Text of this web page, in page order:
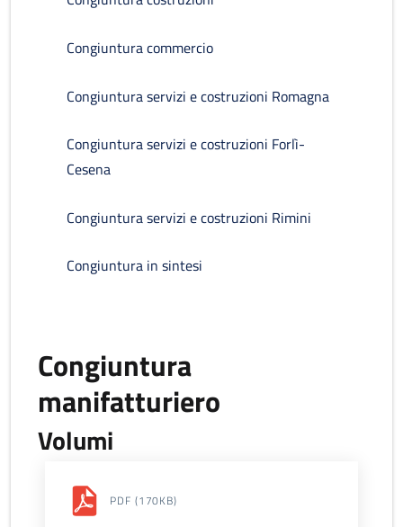
Congiuntura commercio
Congiuntura servizi e costruzioni Romagna
Congiuntura servizi e costruzioni Forlì-
Cesena
Congiuntura servizi e costruzioni Rimini
Congiuntura in sintesi
Congiuntura
manifatturiero
Volumi
PDF (170KB)